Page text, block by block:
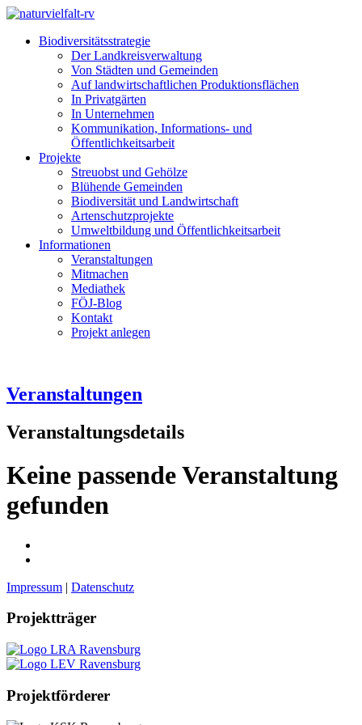
Biodiversitätsstrategie
Der Landkreisverwaltung
Von Städten und Gemeinden
Auf landwirtschaftlichen Produktionsflächen
In Privatgärten
In Unternehmen
Kommunikation, Informations- und
Öffentlichkeitsarbeit
Projekte
Streuobst und Gehölze
Blühende Gemeinden
Biodiversität und Landwirtschaft
Artenschutzprojekte
Umweltbildung und Öffentlichkeitsarbeit
Informationen
Veranstaltungen
Mitmachen
Mediathek
FÖJ-Blog
Kontakt
Projekt anlegen
Veranstaltungen
Veranstaltungsdetails
Keine passende Veranstaltung
gefunden
Impressum | Datenschutz
Projektträger
Projektförderer